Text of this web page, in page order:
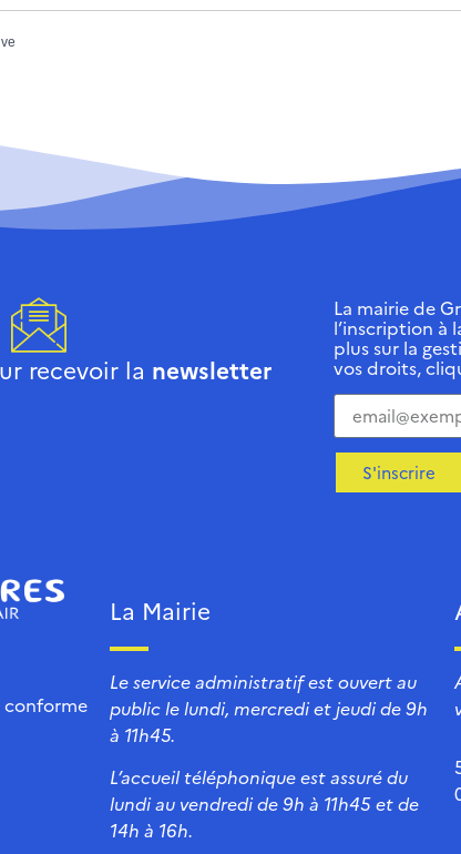
recevoir la newsletter
La mairie de
l’inscription à
plus sur la
vos droits,
S'inscrire
conforme
La Mairie
Le service administratif est ouvert au
public le lundi, mercredi et jeudi de 9h
à 11h45.
L’accueil téléphonique est assuré du
lundi au vendredi de 9h à 11h45 et de
14h à 16h.